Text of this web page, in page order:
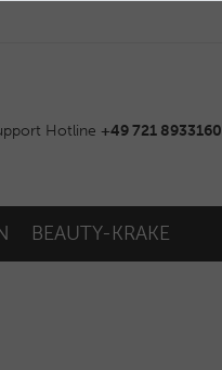
Hotline +49 721 8933160
BEAUTY-KRAKE